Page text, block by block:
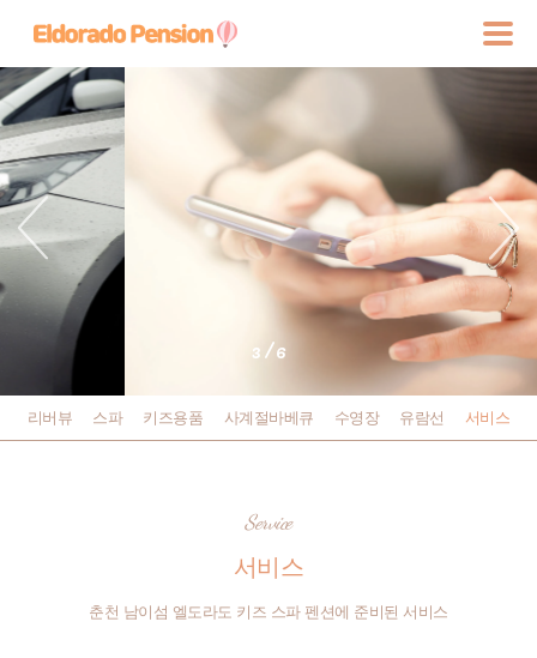
3 6
리버뷰 스파 키즈용품 사계절바베큐 수영장 유람선 서비스
Service
서비스
춘천 남이섬 엘도라도 키즈 스파 펜션에 준비된 서비스